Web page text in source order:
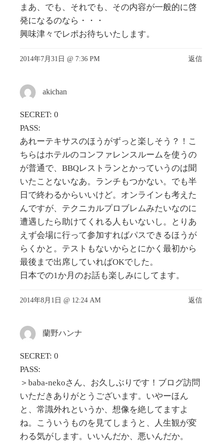
まあ、でも、それでも、その内容が一般的に啓
発になるのなら・・・
興味津々でレポお待ちいたします。
2014年7月31日 @ 7:36 PM 返信
akichan
SECRET: 0
PASS:
あれーテキサスのほうがずっと楽しそう？！こ
ちらはホテルのコンファレンスルームを使うの
が普通で、BBQレストランとかっていうのは聞
いたことないなあ。ランチもつかない。でも半
日で終わるからいいけど。オンラインも考えた
んですが、テクニカルプロブレムみたいなのに
遭遇したら助けてくれる人もいないし。とりあ
えず会場に行って参加すればパスできるほうが
らくかと。テストもないからとにかく最初から
最後まで出席していればOKでした。
日本での1か月のお話も楽しみにしてます。
2014年8月1日 @ 12:24 AM 返信
蘭野ハンナ
SECRET: 0
PASS:
＞baba-nekoさん、お久しぶりです！ブログ訪問
いただきありがとうございます。いやーほん
と、常識外れというか、想像を絶してますよ
ね。こういうものを見てしまうと、人生観が変
わる気がします。いいんだか、悪いんだか。